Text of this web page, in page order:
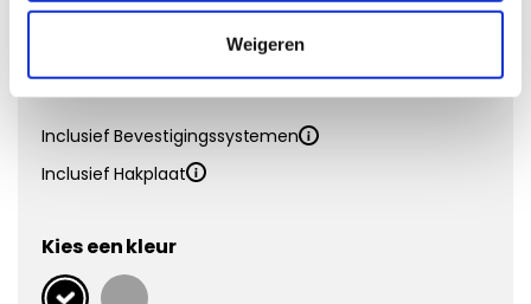
Weigeren
Materiaal
Polypropyleen
Antislip
Kwaliteit
Inclusief Bevestigingssystemen
Inclusief Hakplaat
Kies een kleur